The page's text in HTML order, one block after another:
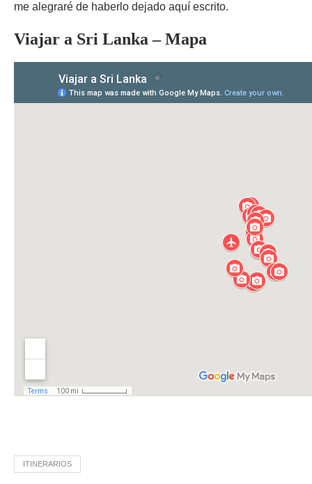
me alegraré de haberlo dejado aquí escrito.
Viajar a Sri Lanka – Mapa
ITINERARIOS